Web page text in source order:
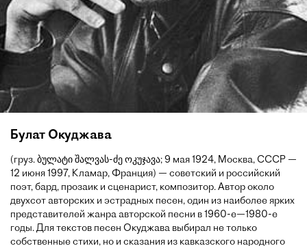
Булат Окуджава
(груз. ბულატი შალვას-ძე ოკუჯავა; 9 мая 1924, Москва, СССР —
12 июня 1997, Кламар, Франция) — советский и российский
поэт, бард, прозаик и сценарист, композитор. Автор около
двухсот авторских и эстрадных песен, один из наиболее ярких
представителей жанра авторской песни в 1960-е—1980-е
годы. Для текстов песен Окуджава выбирал не только
собственные стихи, но и сказания из кавказского народного